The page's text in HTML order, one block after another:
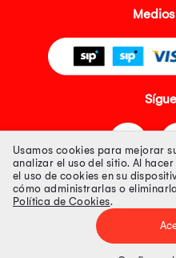
Tienda
Tiendas Peruanas S.A. R.U.C.
Usamos cookies para mejorar
analizar el uso del sitio. Al hacer
el uso de cookies en su
cómo administrarlas o
Política de Cookies.